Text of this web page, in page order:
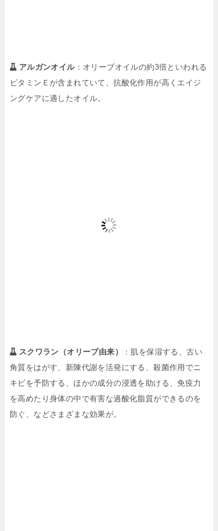
アルガンオイル：オリーブオイルの約3倍といわれる
ビタミンＥが含まれていて、抗酸化作用が高くエイジ
ングケアに適したオイル。
スクワラン（オリーブ由来）
：肌を保湿する、古い
角質をはがす、新陳代謝を活発にする、殺菌作用でニ
キビを予防する、ほかの成分の浸透を助ける、免疫力
を高めたり身体の中で有害な過酸化脂質ができるのを
防ぐ、などさまざまな効果が。